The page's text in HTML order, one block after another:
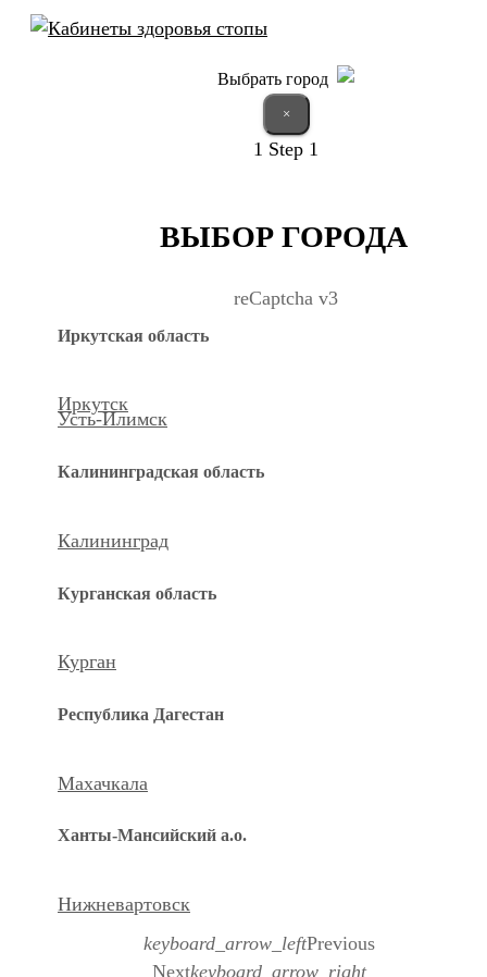
Выбрать город
×
1 Step 1
ВЫБОР ГОРОДА
reCaptcha v3
Иркутская область
Иркутск
Усть-Илимск
Калининградская область
Калининград
Курганская область
Курган
Республика Дагестан
Махачкала
Ханты-Мансийский а.о.
Нижневартовск
keyboard_arrow_leftPrevious
Nextkeyboard_arrow_right